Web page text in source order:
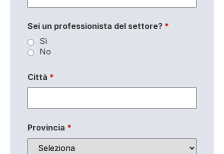
Sei un professionista del settore? *
Sì
No
Città *
Provincia *